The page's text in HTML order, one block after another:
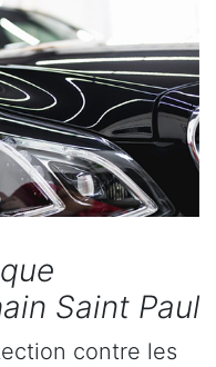
Saint Paul
contre les